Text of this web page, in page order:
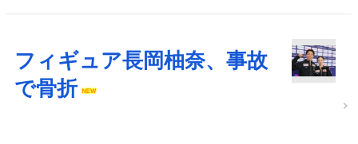
フィギュア長岡柚奈、事故
で骨折